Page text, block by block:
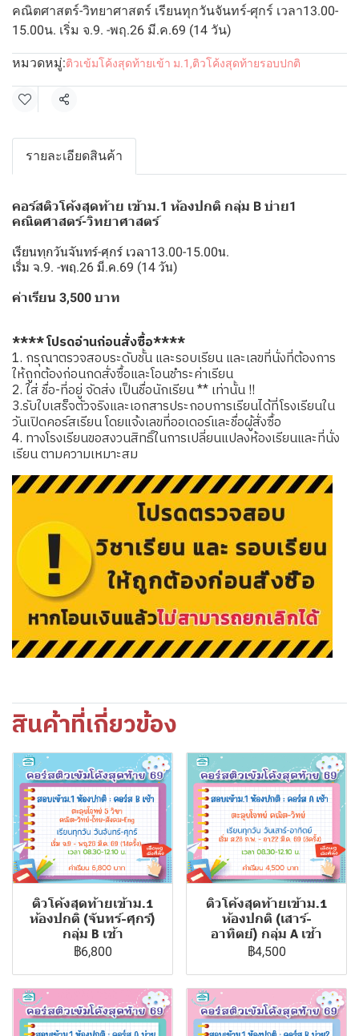
คณิตศาสตร์-วิทยาศาสตร์ เรียนทุกวันจันทร์-ศุกร์ เวลา13.00-
15.00น. เริ่ม จ.9. -พฤ.26 มี.ค.69 (14 วัน)
หมวดหมู่:ติวเข้มโค้งสุดท้ายเข้า ม.1 ,ติวโค้งสุดท้ายรอบปกติ
แชร์
รายละเอียดสินค้า
คอร์สติวโค้งสุดท้าย เข้าม.1 ห้องปกติ กลุ่ม B บ่าย1
คณิตศาสตร์-วิทยาศาสตร์
เรียนทุกวันจันทร์-ศุกร์ เวลา13.00-15.00น.
เริ่ม จ.9. -พฤ.26 มี.ค.69 (14 วัน)
ค่าเรียน 3,500 บาท
**** โปรดอ่านก่อนสั่งซื้อ****
1. กรุณาตรวจสอบระดับชั้น และรอบเรียน และเลขที่นั่งที่ต้องการ
ให้ถูกต้องก่อนกดสั่งซื้อและโอนชำระค่าเรียน
2. ใส่ ชื่อ-ที่อยู่ จัดส่ง เป็นชื่อนักเรียน ** เท่านั้น !!
3.รับใบเสร็จตัวจริงและเอกสารประกอบการเรียนได้ที่โรงเรียนใน
วันเปิดคอร์สเรียน โดยแจ้งเลขที่ออเดอร์และชื่อผู้สั่งซื้อ
4. ทางโรงเรียนขอสงวนสิทธิ์ในการเปลี่ยนแปลงห้องเรียนและที่นั่ง
เรียน ตามความเหมาะสม
สินค้าที่เกี่ยวข้อง
ติวโค้งสุดท้ายเข้าม.1
ห้องปกติ (จันทร์-ศุกร์)
กลุ่ม B เช้า
฿6,800
ติวโค้งสุดท้ายเข้าม.1
ห้องปกติ (เสาร์-
อาทิตย์) กลุ่ม A เช้า
฿4,500